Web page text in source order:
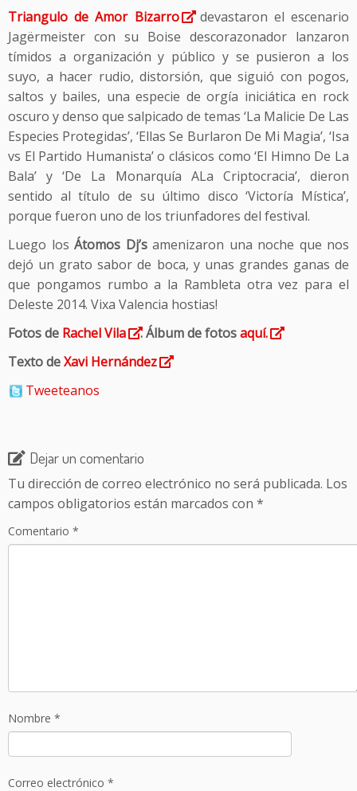
Triangulo de Amor Bizarro
devastaron el escenario
Jagërmeister con su Boise descorazonador lanzaron
tímidos a organización y público y se pusieron a los
suyo, a hacer rudio, distorsión, que siguió con pogos,
saltos y bailes, una especie de orgía iniciática en rock
oscuro y denso que salpicado de temas ‘La Malicie De Las
Especies Protegidas’, ‘Ellas Se Burlaron De Mi Magia’, ‘Isa
vs El Partido Humanista’ o clásicos como ‘El Himno De La
Bala’ y ‘De La Monarquía ALa Criptocracia’, dieron
sentido al título de su último disco ‘Victoría Mística’,
porque fueron uno de los triunfadores del festival.
Luego los Átomos Dj’samenizaron una noche que nos
dejó un grato sabor de boca, y unas grandes ganas de
que pongamos rumbo a la Rambleta otra vez para el
Deleste 2014. Vixa Valencia hostias!
Fotos de Rachel Vila . Álbum de fotosaquí.
Texto deXavi Hernández
Tweeteanos
Dejar un comentario
Tu dirección de correo electrónico no será publicada. Los
campos obligatorios están marcados con *
Comentario *
Nombre *
Correo electrónico *